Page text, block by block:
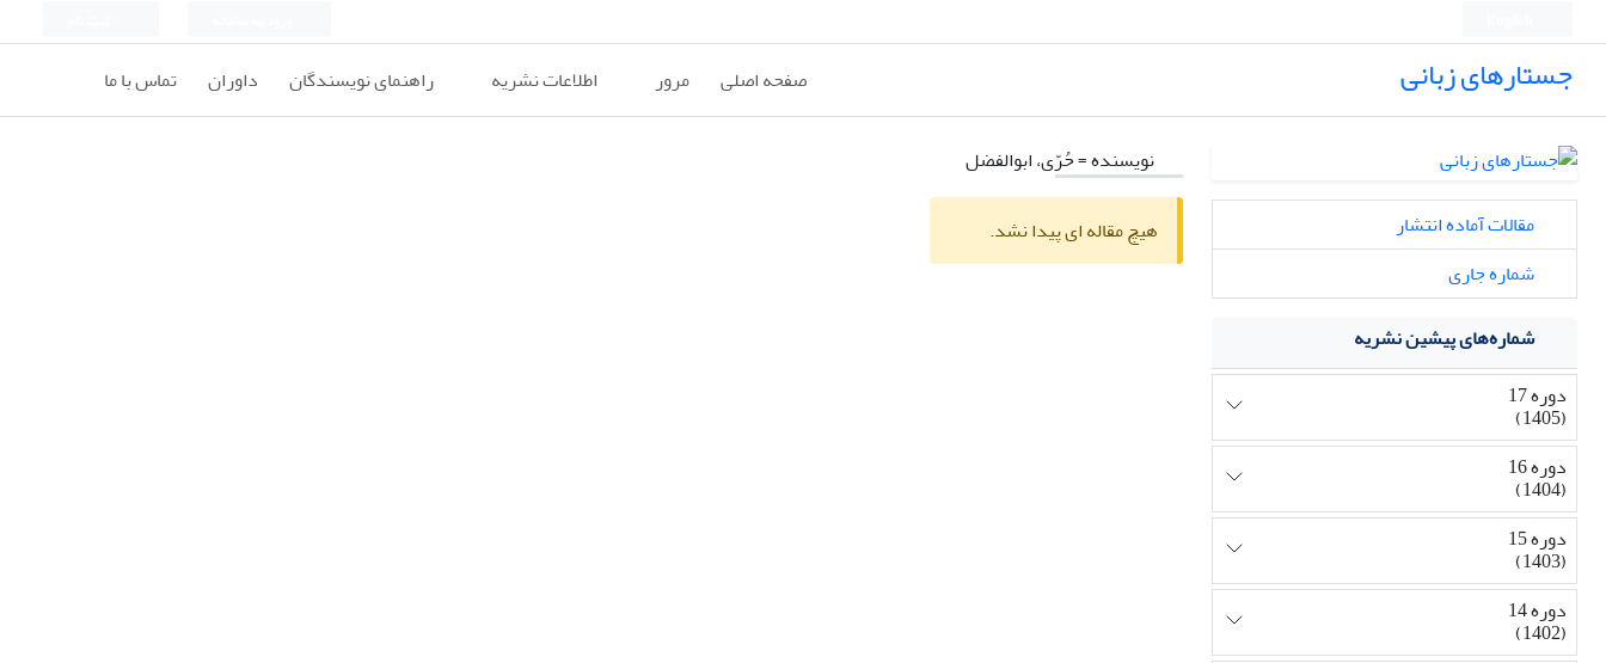
جستارهای زبانی صفحه اصلی مرور اطلاعات نشریه راهنمای نویسندگان داوران تماس با ما
نویسنده =حُرّی، ابوالفضل
هیچ مقاله ای پیدا نشد.
مقالات آماده انتشار
شماره جاری
شماره‌های پیشین نشریه
دوره 17
(1405)
دوره 16
(1404)
دوره 15
(1403)
دوره 14
(1402)